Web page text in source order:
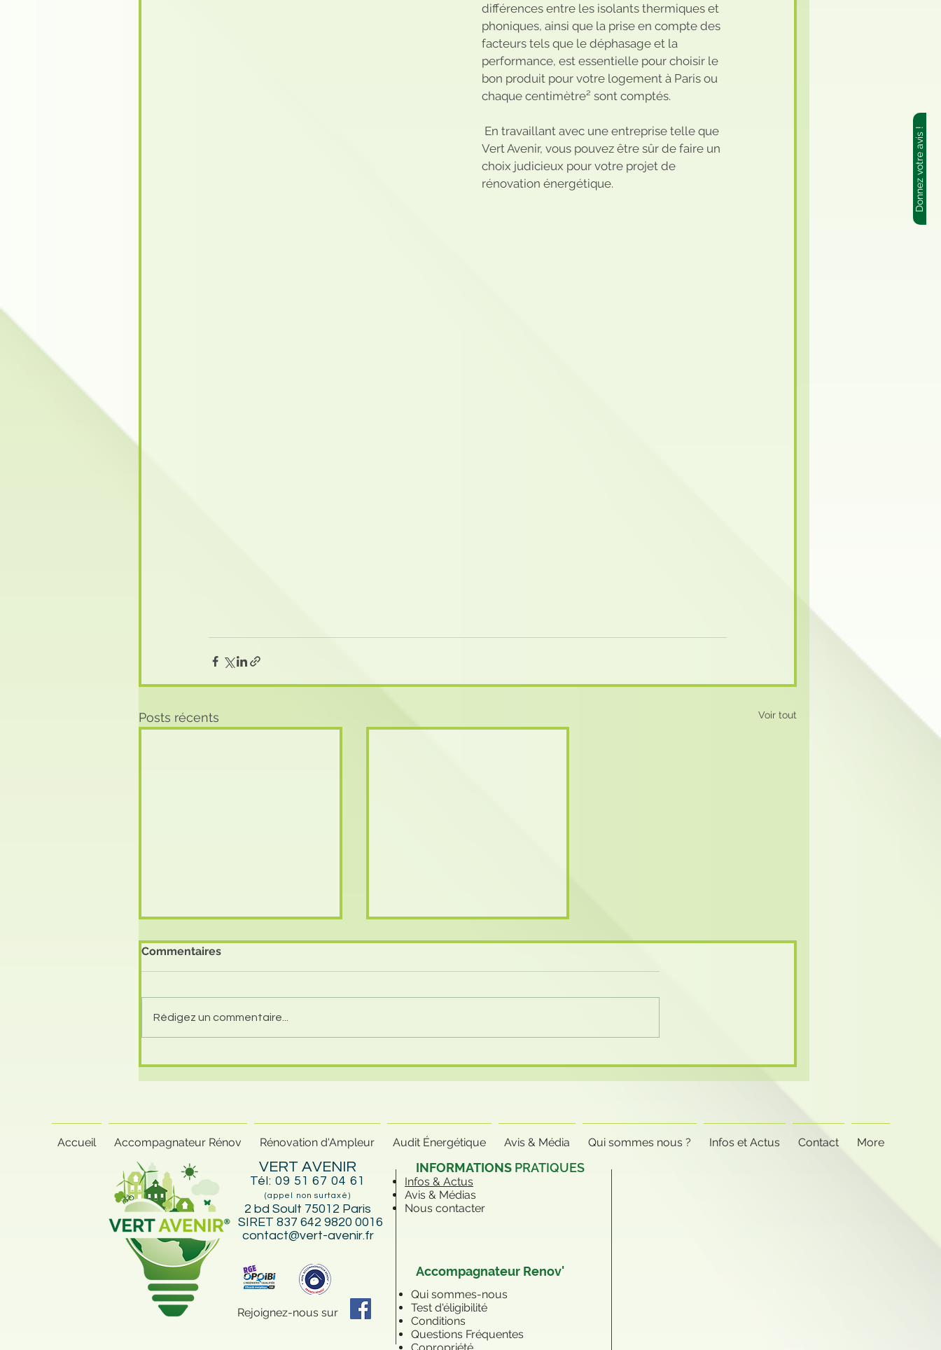
Donnez votre avis !
différences entre les isolants thermiques et
phoniques, ainsi que la prise en compte des
facteurs tels que le déphasage et la
performance, est essentielle pour choisir le
bon produit pour votre logement à Paris ou
chaque centimètre² sont comptés.
Vert Avenir, vous pouvez être sûr de faire un
choix judicieux pour votre projet de
rénovation énergétique.
Posts récents Voir tout
Énergétique Qui Font
Toute la Différence – Le
Rénov’
améliore-t-il vraiment
votre DPE ? La vérité que
Commentaires
Rédigez un commentaire...
Accueil Accompagnateur Rénov Rénovation d'Ampleur Audit Énergétique Avis & Média Qui sommes nous ? Infos et Actus Contact More
VERT AVENIR
Tél: 09 51 67 04 61
(appel non surtaxé)
2 bd Soult 75012 Paris
SIRET 837 642 9820 0016
contact@vert-avenir.fr
INFORMATIONS PRATIQUES
Accompagnateur Renov'
Infos & Actus
Avis & Médias
Nous contacter
Qui sommes-nous
Test d'éligibilité
Conditions
Questions Fréquentes
Rejoignez-nous sur